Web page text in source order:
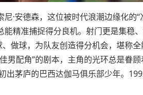
·安德森，这位被时代浪潮边缘化的
精准捕捉得分良机。射门更是集稳
做球，为队友创造得分机会，堪称全
配角”的剧本，主角的光环总是眷顾
出茅庐的巴西达伽马俱乐部少年。